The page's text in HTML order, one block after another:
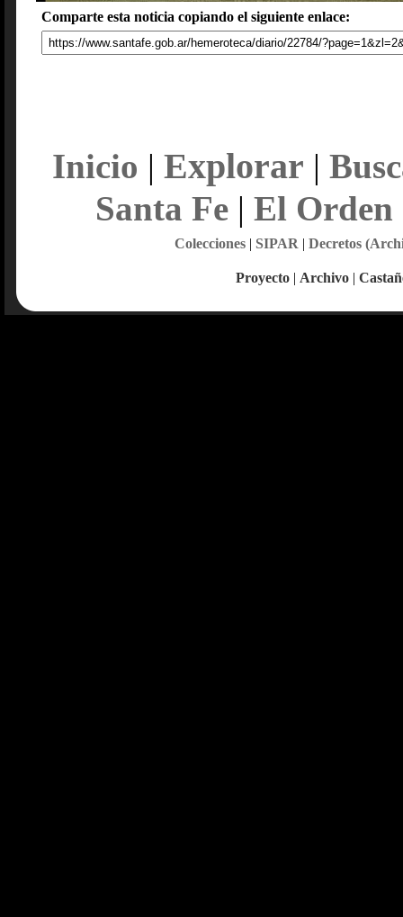
Comparte esta noticia copiando el siguiente enlace:
Inicio | Explorar |
Santa Fe| El Orden
Colecciones| SIPAR | Decretos
Proyecto | Archivo |